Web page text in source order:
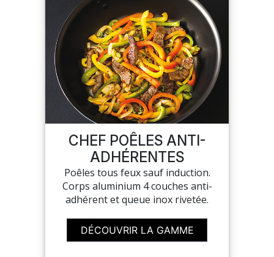
CHEF POÊLES ANTI-
ADHÉRENTES
Poêles tous feux sauf induction.
Corps aluminium 4 couches anti-
adhérent et queue inox rivetée.
DÉCOUVRIR LA GAMME